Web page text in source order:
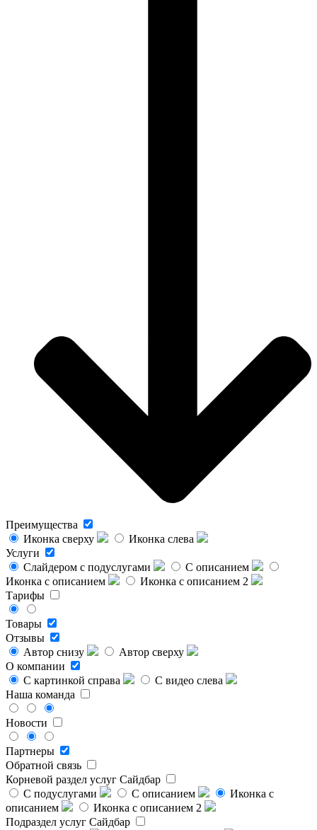
Преимущества
Иконка сверху
Иконка слева
Услуги
Слайдером с подуслугами
С описанием
Иконка с описанием
Иконка с описанием 2
Тарифы
Товары
Отзывы
Автор снизу
Автор сверху
О компании
С картинкой справа
С видео слева
Наша команда
Новости
Партнеры
Обратной связь
Корневой раздел услуг Сайдбар
С подуслугами
С описанием
Иконка с
описанием
Иконка с описанием 2
Подраздел услуг Сайдбар